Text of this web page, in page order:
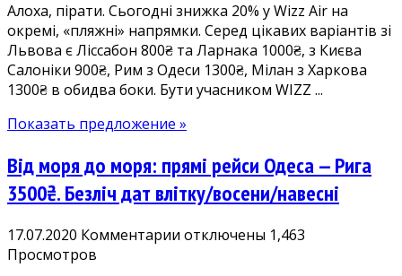
900₴,
Ларнаку
1000₴,
Рим
1300₴,
1300₴
назад,
є
літні
дати!
Алоха, пірати. Сьогодні знижка 20% у Wizz Air на
окремі, «пляжні» напрямки. Серед цікавих варіантів зі
Львова є Ліссабон 800₴ та Ларнака 1000₴, з Києва
Салоніки 900₴, Рим з Одеси 1300₴, Мілан з Харкова
1300₴ в обидва боки. Бути учасником WIZZ ...
Показать предложение »
Від моря до моря: прямі рейси Одеса — Рига
3500₴. Безліч дат влітку/восени/навесні
17.07.2020 Комментарии котключены 1,463
Просмотров